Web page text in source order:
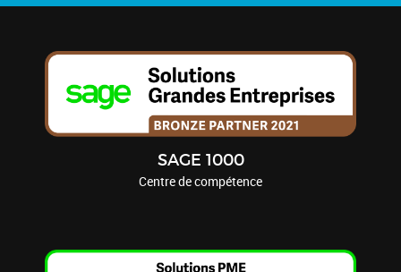
SAGE 1000
Centre de compétence